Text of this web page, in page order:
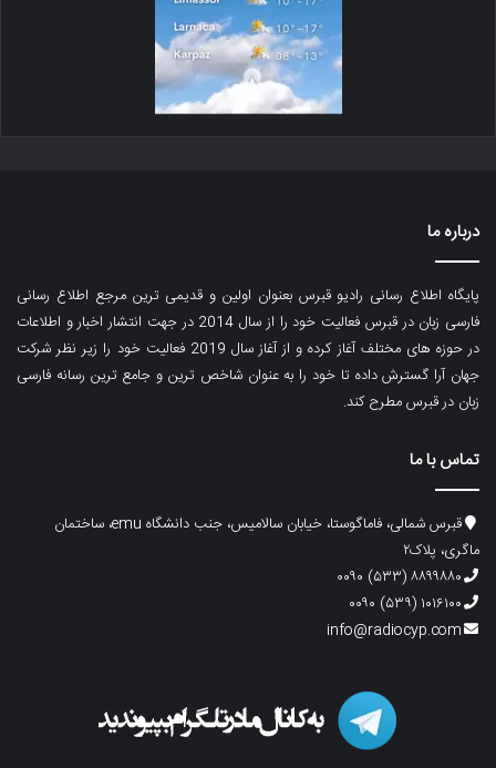
درباره ما
پایگاه اطلاع رسانی رادیو قبرس بعنوان اولین و قدیمی ترین مرجع اطلاع رسانی
فارسی زبان در قبرس فعالیت خود را از سال 2014 در جهت انتشار اخبار و اطلاعات
در حوزه های مختلف آغاز کرده و از آغاز سال 2019 فعالیت خود را زیر نظر شرکت
جهان آرا گسترش داده تا خود را به عنوان شاخص ترین و جامع ترین رسانه فارسی
زبان در قبرس مطرح کند.
تماس با ما
قبرس شمالی، فاماگوستا، خیابان سالامیس، جنب دانشگاه emu، ساختمان
ماگری، پلاک۲
۸۸۹۹۸۸۰ (۵۳۳) ۰۰۹۰
۱۰۱۶۱۰۰ (۵۳۹) ۰۰۹۰
info@radiocyp.com